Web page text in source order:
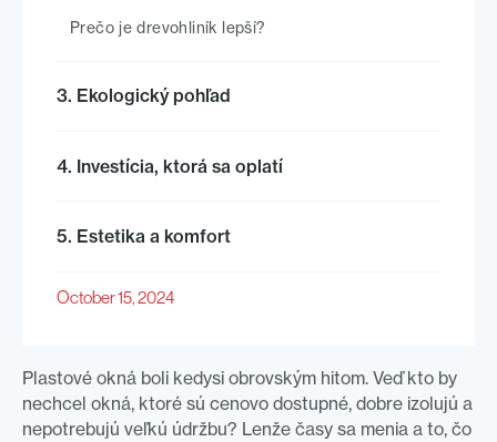
Prečo je drevohliník lepší?
3. Ekologický pohľad
4. Investícia, ktorá sa oplatí
5. Estetika a komfort
October 15, 2024
Plastové okná boli kedysi obrovským hitom. Veď kto by
nechcel okná, ktoré sú cenovo dostupné, dobre izolujú a
nepotrebujú veľkú údržbu? Lenže časy sa menia a to, čo